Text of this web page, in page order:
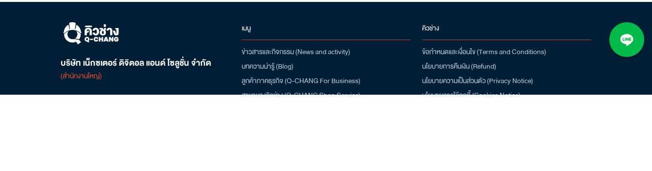
บริษัท เน็กซเตอร์ ดิจิตอล แอนด์ โซลูชั่น จำกัด
(สำนักงานใหญ่)
เมนู
ข่าวสารและกิจกรรม (News and activity)
บทความน่ารู้ (Blog)
ลูกค้าภาคธุรกิจ (Q-CHANG For Business)
สาขาของคิวช่าง (Q-CHANG Shop Service)
คิวช่าง
ข้อกำหนดและเงื่อนไข (Terms and Conditions)
นโยบายการคืนเงิน (Refund)
นโยบายความเป็นส่วนตัว (Privacy Notice)
นโยบายการใช้คุกกี้ (Cookies Notice)